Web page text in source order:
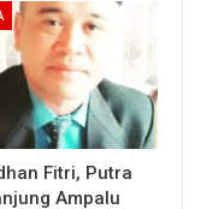
Fitri, Putra
Ampalu